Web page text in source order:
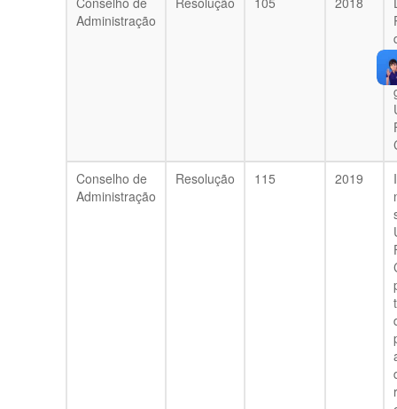
Administração
Conselho de
Administração
Resolução 115 2019